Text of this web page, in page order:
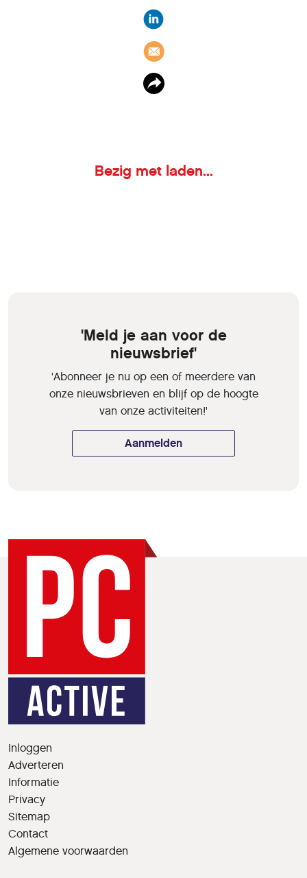
Bezig met laden...
'Meld je aan voor de
nieuwsbrief'
'Abonneer je nu op een of meerdere van
onze nieuwsbrieven en blijf op de hoogte
van onze activiteiten!'
Aanmelden
Inloggen
Adverteren
Informatie
Privacy
Sitemap
Contact
Algemene voorwaarden